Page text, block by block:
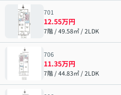
701
12.55万円
7階 / 49.58㎡ / 2LDK
706
11.35万円
7階 / 44.83㎡ / 2LDK